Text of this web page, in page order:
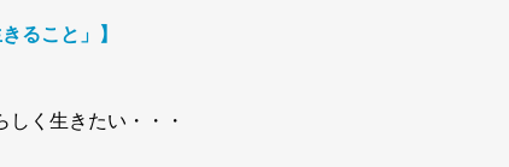
ること」】
く生きたい・・・